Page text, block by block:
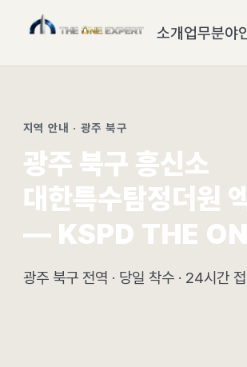
소개업무분야
지역 안내 · 광주 북구
광주 북구 흥신소
대한특수탐정더원
— KSPD THE
광주 북구 전역 · 당일 착수 · 24시간